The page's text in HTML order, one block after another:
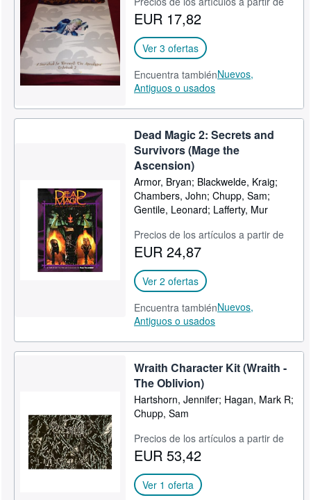
EUR 17,82
Ver 3 ofertas
Encuentra tambiénNuevos,
Antiguos o usados
Dead Magic 2: Secrets and
Survivors (Mage the
Ascension)
Armor, Bryan; Blackwelde, Kraig;
Chambers, John; Chupp, Sam;
Gentile, Leonard; Lafferty, Mur
Precios de los artículos a partir de
EUR 24,87
Ver 2 ofertas
Encuentra tambiénNuevos,
Antiguos o usados
Wraith Character Kit (Wraith -
The Oblivion)
Hartshorn, Jennifer; Hagan, Mark R;
Chupp, Sam
Precios de los artículos a partir de
EUR 53,42
Ver 1 oferta